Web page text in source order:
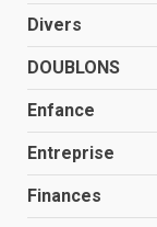
Divers
DOUBLONS
Enfance
Entreprise
Finances